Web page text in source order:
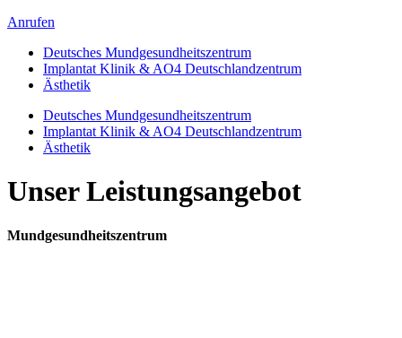
Anrufen
Deutsches Mundgesundheitszentrum
Implantat Klinik & AO4 Deutschlandzentrum
Ästhetik
Deutsches Mundgesundheitszentrum
Implantat Klinik & AO4 Deutschlandzentrum
Ästhetik
Unser Leistungsangebot
Mundgesundheitszentrum